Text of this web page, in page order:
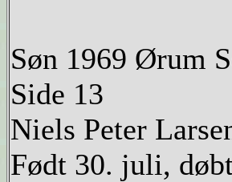
Søn 1969 Ørum
Side 13
Niels Peter
Født 30. juli,